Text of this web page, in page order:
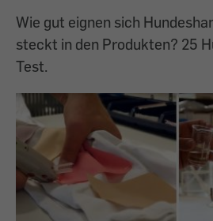
Wie gut eignen sich
steckt in den Produkten? 25
Test.